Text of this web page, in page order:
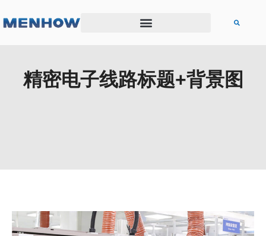
精密电子线路标题+背景图